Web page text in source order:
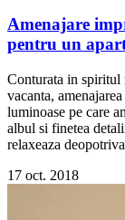
Amenajare
pentru un
Conturata in spiritul
vacanta,
luminoase pe care
albul si finetea
relaxeaza
17 oct. 2018